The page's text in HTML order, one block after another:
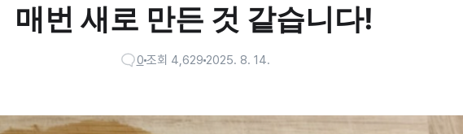
매번 새로 만든 것 같습니다!
0조회 4,6292025. 8. 14.